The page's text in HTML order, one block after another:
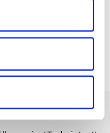
5 Liter